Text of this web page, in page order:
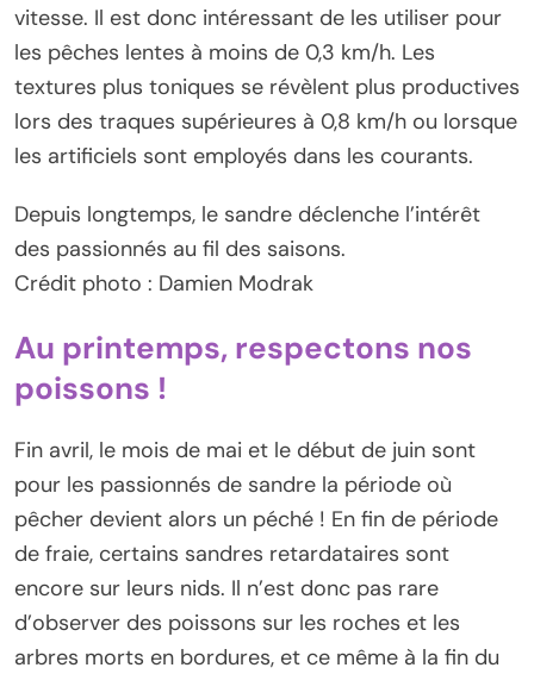
vitesse. Il est donc intéressant de les utiliser pour
les pêches lentes à moins de 0,3 km/h. Les
textures plus toniques se révèlent plus productives
lors des traques supérieures à 0,8 km/h ou lorsque
les artificiels sont employés dans les courants.
Depuis longtemps, le sandre déclenche l’intérêt
des passionnés au fil des saisons.
Crédit photo : Damien Modrak
Au printemps, respectons nos
poissons !
Fin avril, le mois de mai et le début de juin sont
pour les passionnés de sandre la période où
pêcher devient alors un péché ! En fin de période
de fraie, certains sandres retardataires sont
encore sur leurs nids. Il n’est donc pas rare
d’observer des poissons sur les roches et les
arbres morts en bordures, et ce même à la fin du